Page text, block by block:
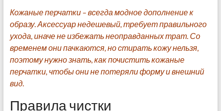
Кожаные перчатки – всегда модное дополнение к
образу. Аксессуар недешевый, требует правильного
ухода, иначе не избежать неоправданных трат. Со
временем они пачкаются, но стирать кожу нельзя,
поэтому нужно знать, как почистить кожаные
перчатки, чтобы они не потеряли форму и внешний
вид.
Правила чистки